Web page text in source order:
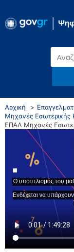
Αρχική
Μηχανές Εσωτερικής
ΕΠΑΛ Μηχανές